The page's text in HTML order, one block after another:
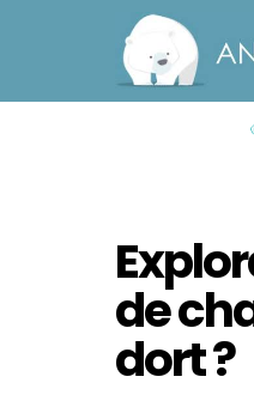
de
dort ?